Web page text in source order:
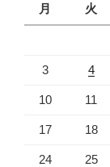
月
火
3 4
10 11
17 18
24 25